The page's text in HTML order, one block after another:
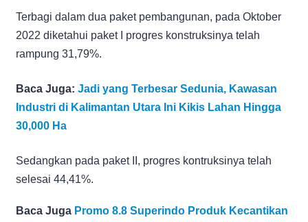
Terbagi dalam dua paket pembangunan, pada Oktober
2022 diketahui paket I progres konstruksinya telah
rampung 31,79%.
Baca Juga: Jadi yang Terbesar Sedunia, Kawasan
Industri di Kalimantan Utara Ini Kikis Lahan Hingga
30,000 Ha
Sedangkan pada paket II, progres kontruksinya telah
selesai 44,41%.
Baca Juga Promo 8.8 Superindo Produk Kecantikan